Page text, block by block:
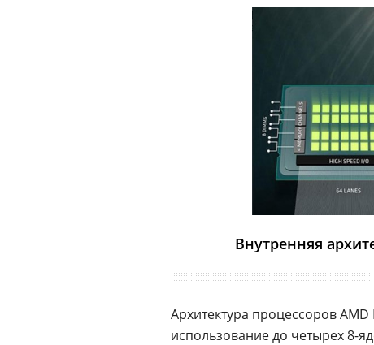
Внутренняя
Архитектура процессоров
использование до четырех 8-